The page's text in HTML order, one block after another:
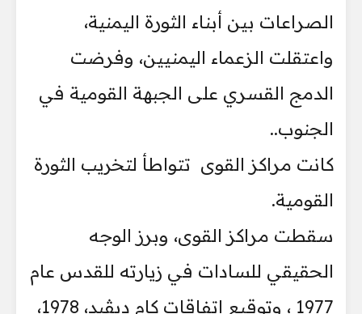
الصراعات بين أبناء الثورة اليمنية،
واعتقلت الزعماء اليمنيين، وفرضت
الدمج القسري على الجبهة القومية في
الجنوب..
كانت مراكز القوى تتواطأ لتخريب الثورة
القومية.
سقطت مراكز القوى، وبرز الوجه
الحقيقي للسادات في زيارته للقدس عام
1977 ، وتوقيع اتفاقات كام ديڤيد، 1978،